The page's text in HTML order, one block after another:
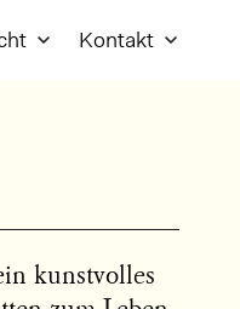
Kontakt
kunstvolles